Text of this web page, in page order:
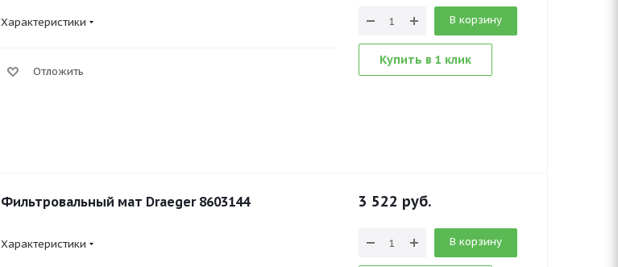
Характеристики
Отложить
В корзину
Купить в 1 клик
Фильтровальный мат Draeger 8603144
Характеристики
3 522 руб.
В корзину